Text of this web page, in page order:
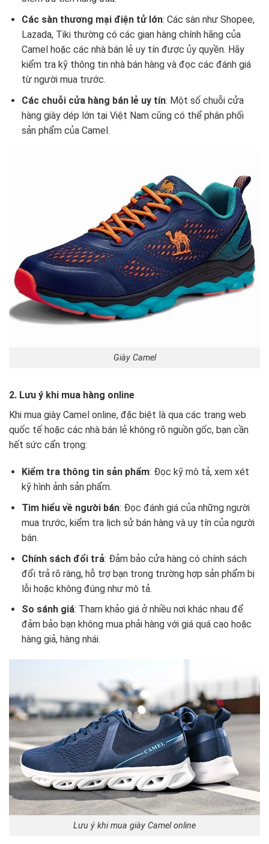
Các sàn thương mại điện tử lớn: Các sàn như Shopee,
Lazada, Tiki thường có các gian hàng chính hãng của
Camel hoặc các nhà bán lẻ uy tín được ủy quyền. Hãy
kiểm tra kỹ thông tin nhà bán hàng và đọc các đánh giá
từ người mua trước.
Các chuỗi cửa hàng bán lẻ uy tín: Một số chuỗi cửa
hàng giày dép lớn tại Việt Nam cũng có thể phân phối
sản phẩm của Camel.
Giày Camel
2. Lưu ý khi mua hàng online
Khi mua giày Camel online, đặc biệt là qua các trang web
quốc tế hoặc các nhà bán lẻ không rõ nguồn gốc, bạn cần
hết sức cẩn trọng:
Kiểm tra thông tin sản phẩm: Đọc kỹ mô tả, xem xét
kỹ hình ảnh sản phẩm.
Tìm hiểu về người bán: Đọc đánh giá của những người
mua trước, kiểm tra lịch sử bán hàng và uy tín của người
bán.
Chính sách đổi trả: Đảm bảo cửa hàng có chính sách
đổi trả rõ ràng, hỗ trợ bạn trong trường hợp sản phẩm bị
lỗi hoặc không đúng như mô tả.
So sánh giá: Tham khảo giá ở nhiều nơi khác nhau để
đảm bảo bạn không mua phải hàng với giá quá cao hoặc
hàng giả, hàng nhái.
Lưu ý khi mua giày Camel online